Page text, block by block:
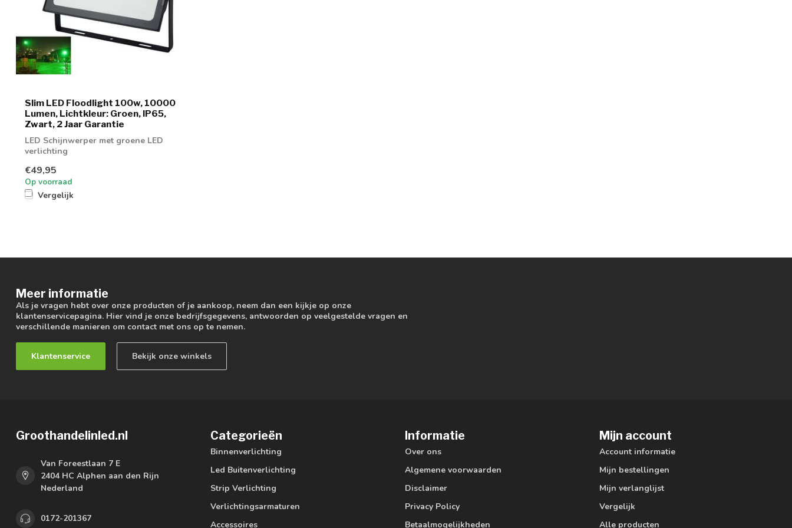
Slim LED Floodlight 100w, 10000
Lumen, Lichtkleur: Groen, IP65,
Zwart, 2 Jaar Garantie
LED Schijnwerper met groene LED
verlichting
€49,95
Op voorraad
Vergelijk
Meer informatie
Als je vragen hebt over onze producten of je aankoop, neem dan een kijkje op onze
klantenservicepagina. Hier vind je onze bedrijfsgegevens, antwoorden op veelgestelde vragen en
verschillende manieren om contact met ons op te nemen.
Klantenservice Bekijk onze winkels
Groothandelinled.nl
Van Foreestlaan 7 E
2404 HC Alphen aan den Rijn
Nederland
0172-201367
Categorieën
Binnenverlichting
Led Buitenverlichting
Strip Verlichting
Verlichtingsarmaturen
Accessoires
Informatie
Over ons
Algemene voorwaarden
Disclaimer
Privacy Policy
Betaalmogelijkheden
Mijn account
Account informatie
Mijn bestellingen
Mijn verlanglijst
Vergelijk
Alle producten